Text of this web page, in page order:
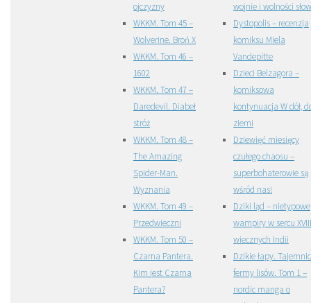
ojczyzny
WKKM. Tom 45 –
Wolverine. Broń X
WKKM. Tom 46 –
1602
WKKM. Tom 47 –
Daredevil. Diabeł
stróż
WKKM. Tom 48 –
The Amazing
Spider-Man.
Wyznania
WKKM. Tom 49 –
Przedwieczni
WKKM. Tom 50 –
Czarna Pantera.
Kim jest Czarna
Pantera?
wojnie i wolności
Dystopolis – recenzja
komiksu Miela
Vandepitte
Dzieci Belzagora –
komiksowa
kontynuacja W dół,
ziemi
Dziewięć miesięcy
czułego chaosu –
superbohaterowie są
wśród nas!
Dziki ląd – nietypowe
wampiry w sercu
wiecznych Indii
Dzikie łapy.
fermy lisów. Tom 1 –
nordic manga o